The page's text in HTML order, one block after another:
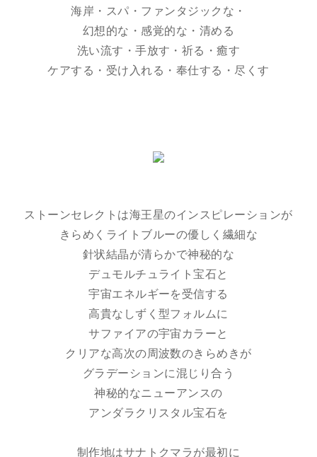
海岸・スパ・ファンタジックな・
幻想的な・感覚的な・清める
洗い流す・手放す・祈る・癒す
ケアする・受け入れる・奉仕する・尽くす
ストーンセレクトは海王星のインスピレーションが
きらめくライトブルーの優しく繊細な
針状結晶が清らかで神秘的な
デュモルチュライト宝石と
宇宙エネルギーを受信する
高貴なしずく型フォルムに
サファイアの宇宙カラーと
クリアな高次の周波数のきらめきが
グラデーションに混じり合う
神秘的なニューアンスの
アンダラクリスタル宝石を
制作地はサナトクマラが最初に